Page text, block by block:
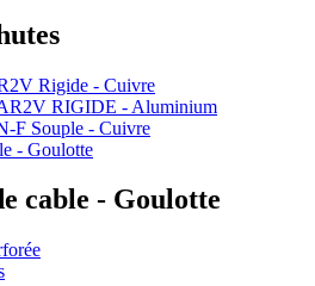
Rigide - Cuivre
RIGIDE - Aluminium
F Souple - Cuivre
- Goulotte
cable - Goulotte